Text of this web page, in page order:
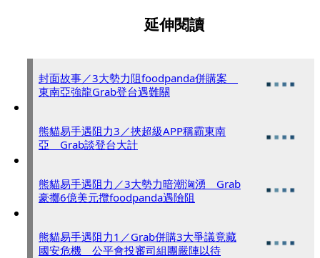
延伸閱讀
封面故事／3大勢力阻foodpanda併購案
東南亞強龍Grab登台遇難關
熊貓易手遇阻力3／挾超級APP稱霸東南
亞 Grab談登台大計
熊貓易手遇阻力／3大勢力暗潮洶湧 Grab
豪擲6億美元攬foodpanda遇險阻
熊貓易手遇阻力1／Grab併購3大爭議竟藏
國安危機 公平會投審司組團嚴陣以待